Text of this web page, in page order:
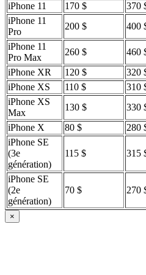
iPhone 11
170 $
370
iPhone 11
Pro
200 $
400
iPhone 11
Pro Max
260 $
460
iPhone XR
120 $
320
iPhone XS
110 $
310
iPhone XS
Max
130 $
330
iPhone X
80 $
280
iPhone SE
(3e
génération)
115 $ 315
iPhone SE
(2e
génération)
70 $ 270
×